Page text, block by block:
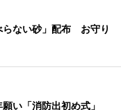
らない砂」配布 お守り
願い「消防出初め式」